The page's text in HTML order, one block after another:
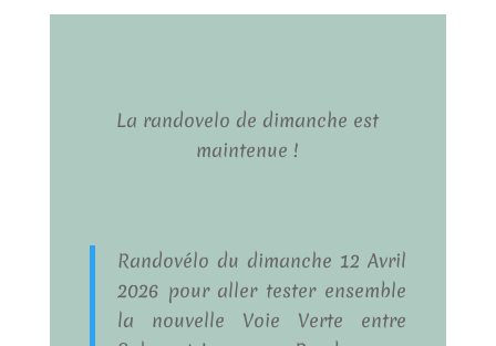
La randovelo de dimanche est
maintenue !
Randovélo du dimanche 12 Avril
2026 pour aller tester ensemble
la nouvelle Voie Verte entre